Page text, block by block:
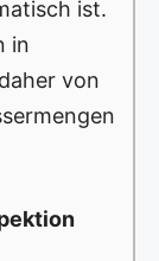
ist.
in
von